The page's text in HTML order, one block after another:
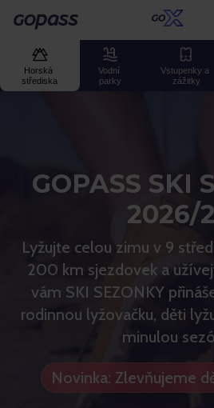
GOPASS
Horská
střediska
Vodní
parky
Vstupenky a
zážitky
GOPASS SKI
2026/
Lyžujte celou zimu v 9
200 km sjezdovek a
vám SKI SEZONKY
rodinnou lyžovačku, děti
minulou
Novinka: Zlevňujeme